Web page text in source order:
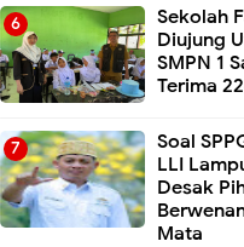
Sekolah
Diujung
SMPN 1
Terima
Soal
LLI
Desak
Mata